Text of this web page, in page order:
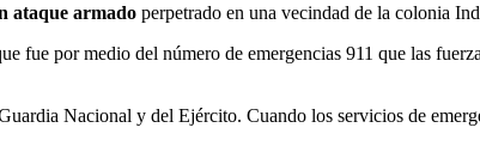
ataque armado perpetrado en una vecindad de la colonia
fue por medio del número de emergencias 911 que las
Nacional y del Ejército. Cuando los servicios de